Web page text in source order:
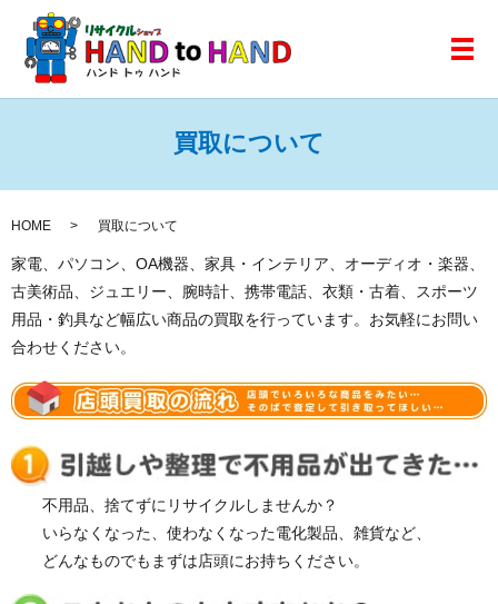
メ
買取について
HOME 買取について
家電、パソコン、OA機器、家具・インテリア、オーディオ・楽器、
古美術品、ジュエリー、腕時計、携帯電話、衣類・古着、スポーツ
用品・釣具など幅広い商品の買取を行っています。お気軽にお問い
合わせください。
不用品、捨てずにリサイクルしませんか？
いらなくなった、使わなくなった電化製品、雑貨など、
どんなものでもまずは店頭にお持ちください。